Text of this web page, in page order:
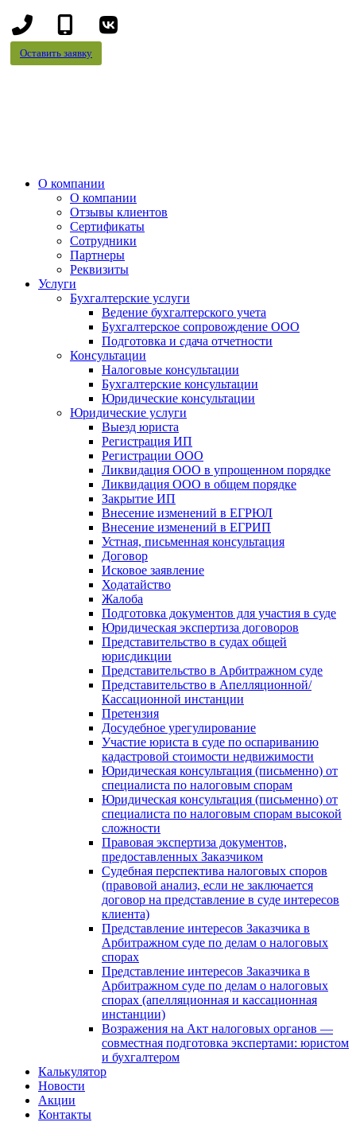
+7
(8442)
+7
(995)
Оставить заявку
О компании
О компании
Отзывы клиентов
Сертификаты
Сотрудники
Партнеры
Реквизиты
Услуги
Бухгалтерские услуги
Ведение бухгалтерского учета
Бухгалтерское сопровождение ООО
Подготовка и сдача отчетности
Консультации
Налоговые консультации
Бухгалтерские консультации
Юридические консультации
Юридические услуги
Выезд юриста
Регистрация ИП
Регистрации ООО
Ликвидация ООО в упрощенном порядке
Ликвидация ООО в общем порядке
Закрытие ИП
Внесение изменений в ЕГРЮЛ
Внесение изменений в ЕГРИП
Устная, письменная консультация
Договор
Исковое заявление
Ходатайство
Жалоба
Подготовка документов для участия в суде
Юридическая экспертиза договоров
Представительство в судах общей
юрисдикции
Представительство в Арбитражном суде
Представительство в Апелляционной/
Кассационной инстанции
Претензия
Досудебное урегулирование
Участие юриста в суде по оспариванию
кадастровой стоимости недвижимости
Юридическая консультация (письменно) от
специалиста по налоговым спорам
Юридическая консультация (письменно) от
специалиста по налоговым спорам высокой
сложности
Правовая экспертиза документов,
предоставленных Заказчиком
Судебная перспектива налоговых споров
(правовой анализ, если не заключается
договор на представление в суде интересов
клиента)
Представление интересов Заказчика в
Арбитражном суде по делам о налоговых
спорах
Представление интересов Заказчика в
Арбитражном суде по делам о налоговых
спорах (апелляционная и кассационная
инстанции)
Возражения на Акт налоговых органов —
совместная подготовка экспертами: юристом
и бухгалтером
Калькулятор
Новости
Акции
Контакты